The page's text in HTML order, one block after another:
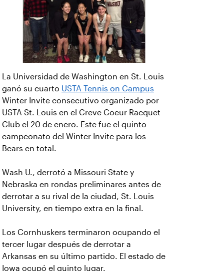
La Universidad de Washington en St. Louis
ganó su cuarto USTA Tennis on Campus
Winter Invite consecutivo organizado por
USTA St. Louis en el Creve Coeur Racquet
Club el 20 de enero. Este fue el quinto
campeonato del Winter Invite para los
Bears en total.
Wash U., derrotó a Missouri State y
Nebraska en rondas preliminares antes de
derrotar a su rival de la ciudad, St. Louis
University, en tiempo extra en la final.
Los Cornhuskers terminaron ocupando el
tercer lugar después de derrotar a
Arkansas en su último partido. El estado de
Iowa ocupó el quinto lugar.